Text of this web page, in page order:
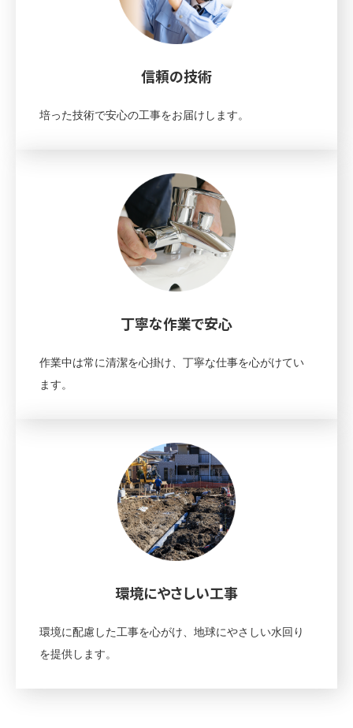
信頼の技術
培った技術で安心の工事をお届けします。
丁寧な作業で安心
作業中は常に清潔を心掛け、丁寧な仕事を心がけてい
ます。
環境にやさしい工事
環境に配慮した工事を心がけ、地球にやさしい水回り
を提供します。